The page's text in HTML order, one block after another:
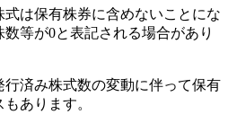
は保有株券に含めないことにな
等が0と表記される場合があり
済み株式数の変動に伴って保有
あります。